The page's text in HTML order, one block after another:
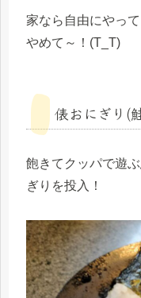
家なら自由にやっ
やめて～！(T_T)
俵おにぎり(
飽きてクッパで遊
ぎりを投入！